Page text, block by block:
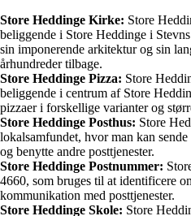
Store Heddinge Kirke: Store
beliggende i Store Heddinge i
sin imponerende arkitektur og sin
århundreder tilbage.
Store Heddinge Pizza: Store
beliggende i centrum af Store
pizzaer i forskellige varianter og
Store Heddinge Posthus: Store
lokalsamfundet, hvor man kan
og benytte andre posttjenester.
Store Heddinge Postnummer:
4660, som bruges til at identificere
kommunikation med posttjenester.
Store Heddinge Skole: Store